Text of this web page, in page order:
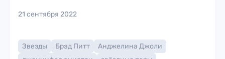
21 сентября 2022
Звезды Брэд Питт
Анджелина Джоли